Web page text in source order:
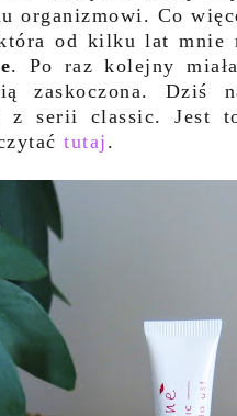
organizmowi. Co
od kilku lat
. Po raz kolejny
zaskoczona.
z serii classic. Jest
tutaj .